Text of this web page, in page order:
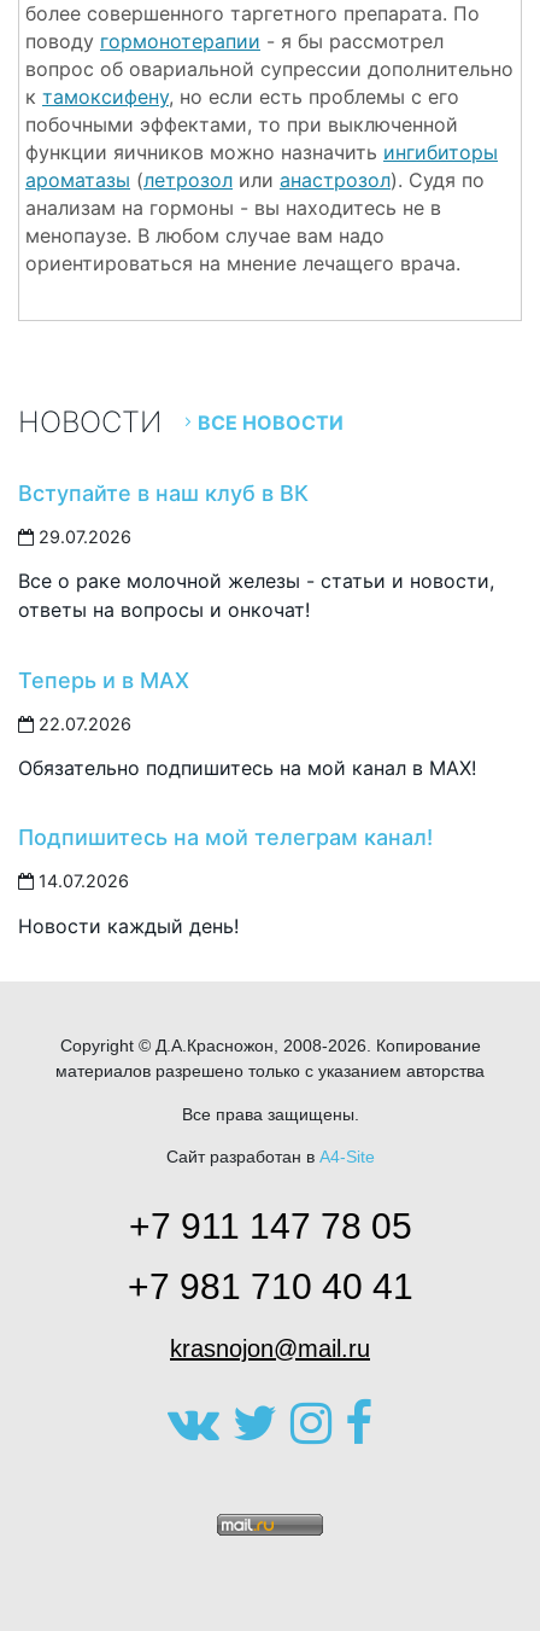
более совершенного таргетного препарата. По
поводу гормонотерапии - я бы рассмотрел
вопрос об овариальной супрессии дополнительно
к тамоксифену, но если есть проблемы с его
побочными эффектами, то при выключенной
функции яичников можно назначить ингибиторы
ароматазы (летрозол или анастрозол). Судя по
анализам на гормоны - вы находитесь не в
менопаузе. В любом случае вам надо
ориентироваться на мнение лечащего врача.
НОВОСТИ ВСЕ НОВОСТИ
Вступайте в наш клуб в ВК
29.07.2026
Все о раке молочной железы - статьи и новости,
ответы на вопросы и онкочат!
Теперь и в MAX
22.07.2026
Обязательно подпишитесь на мой канал в MAX!
Подпишитесь на мой телеграм канал!
14.07.2026
Новости каждый день!
Copyright © Д.А.Красножон, 2008-2026. Копирование
материалов разрешено только с указанием авторства
Все права защищены.
Сайт разработан в A4-Site
+7 911 147 78 05
+7 981 710 40 41
krasnojon@mail.ru